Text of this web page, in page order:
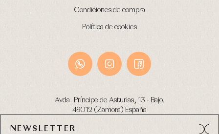
Condiciones de compra
Política de cookies
Avda. Príncipe de Asturias, 13 - Bajo.
49012 (Zamora) España
Tel: 980 049 683
NEWSLETTER